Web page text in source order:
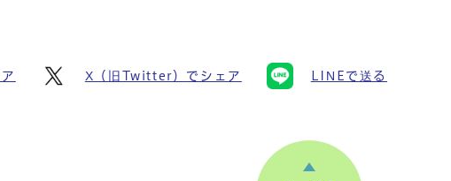
X（旧Twitter）でシェア LINEで送る